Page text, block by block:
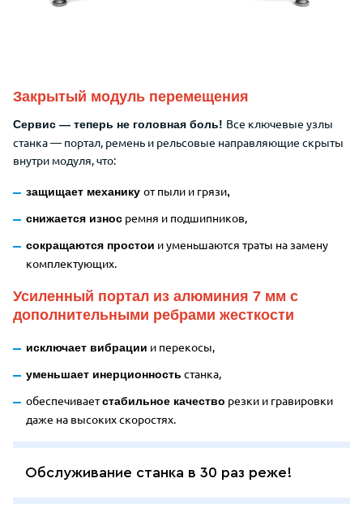
Закрытый модуль перемещения
Сервис — теперь не головная боль! Все ключевые узлы
станка — портал, ремень и рельсовые направляющие скрыты
внутри модуля, что:
защищает механику от пыли и грязи,
снижается износ ремня и подшипников,
сокращаются простои и уменьшаются траты на замену
комплектующих.
Усиленный портал из алюминия 7 мм с
дополнительными ребрами жесткости
исключает вибрации и перекосы,
уменьшает инерционность станка,
обеспечиваетстабильное качество резки и гравировки
даже на высоких скоростях.
Обслуживание станка в 30 раз реже!